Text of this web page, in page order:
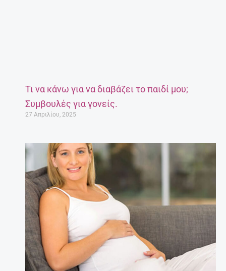
Τι να κάνω για να διαβάζει το παιδί μου;
Συμβουλές για γονείς.
27 Απριλίου, 2025